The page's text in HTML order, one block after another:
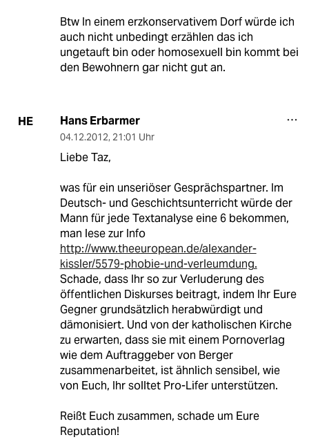
Btw In einem erzkonservativem Dorf würde ich
auch nicht unbedingt erzählen das ich
ungetauft bin oder homosexuell bin kommt bei
den Bewohnern gar nicht gut an.
HE Hans Erbarmer
04.12.2012, 21:01 Uhr
Liebe Taz,
was für ein unseriöser Gesprächspartner. Im
Deutsch- und Geschichtsunterricht würde der
Mann für jede Textanalyse eine 6 bekommen,
man lese zur Info
http://www.theeuropean.de/alexander-
kissler/5579-phobie-und-verleumdung.
Schade, dass Ihr so zur Verluderung des
öffentlichen Diskurses beitragt, indem Ihr Eure
Gegner grundsätzlich herabwürdigt und
dämonisiert. Und von der katholischen Kirche
zu erwarten, dass sie mit einem Pornoverlag
wie dem Auftraggeber von Berger
zusammenarbeitet, ist ähnlich sensibel, wie
von Euch, Ihr solltet Pro-Lifer unterstützen.
Reißt Euch zusammen, schade um Eure
Reputation!